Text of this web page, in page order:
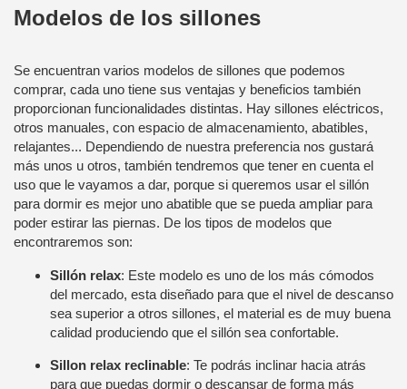
Modelos de los sillones
Se encuentran varios modelos de sillones que podemos
comprar, cada uno tiene sus ventajas y beneficios también
proporcionan funcionalidades distintas. Hay sillones eléctricos,
otros manuales, con espacio de almacenamiento, abatibles,
relajantes... Dependiendo de nuestra preferencia nos gustará
más unos u otros, también tendremos que tener en cuenta el
uso que le vayamos a dar, porque si queremos usar el sillón
para dormir es mejor uno abatible que se pueda ampliar para
poder estirar las piernas. De los tipos de modelos que
encontraremos son:
Sillón relax: Este modelo es uno de los más cómodos
del mercado, esta diseñado para que el nivel de descanso
sea superior a otros sillones, el material es de muy buena
calidad produciendo que el sillón sea confortable.
Sillon relax reclinable: Te podrás inclinar hacia atrás
para que puedas dormir o descansar de forma más